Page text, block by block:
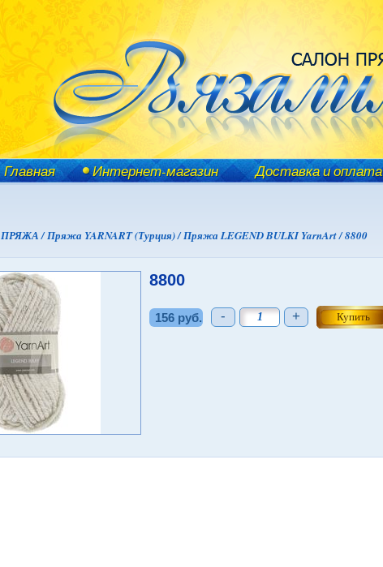
Главная Интернет-магазин Доставка и оплата
ПРЯЖА /Пряжа YARNART (Турция) /Пряжа LEGEND BULKI YarnArt /8800
8800
156 руб. - +